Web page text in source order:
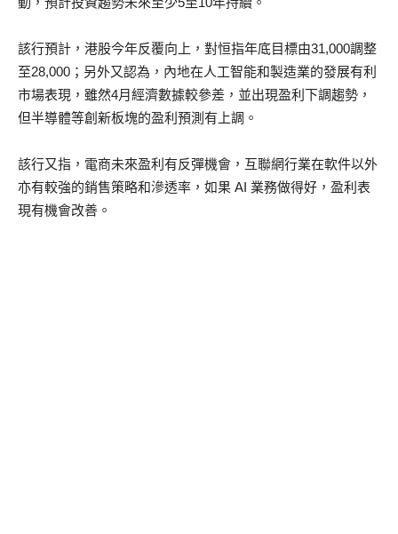
該行預計，港股今年反覆向上，對恒指年底目標由31,000調整
至28,000；另外又認為，內地在人工智能和製造業的發展有利
市場表現，雖然4月經濟數據較參差，並出現盈利下調趨勢，
但半導體等創新板塊的盈利預測有上調。
該行又指，電商未來盈利有反彈機會，互聯網行業在軟件以外
亦有較強的銷售策略和滲透率，如果 AI 業務做得好，盈利表
現有機會改善。